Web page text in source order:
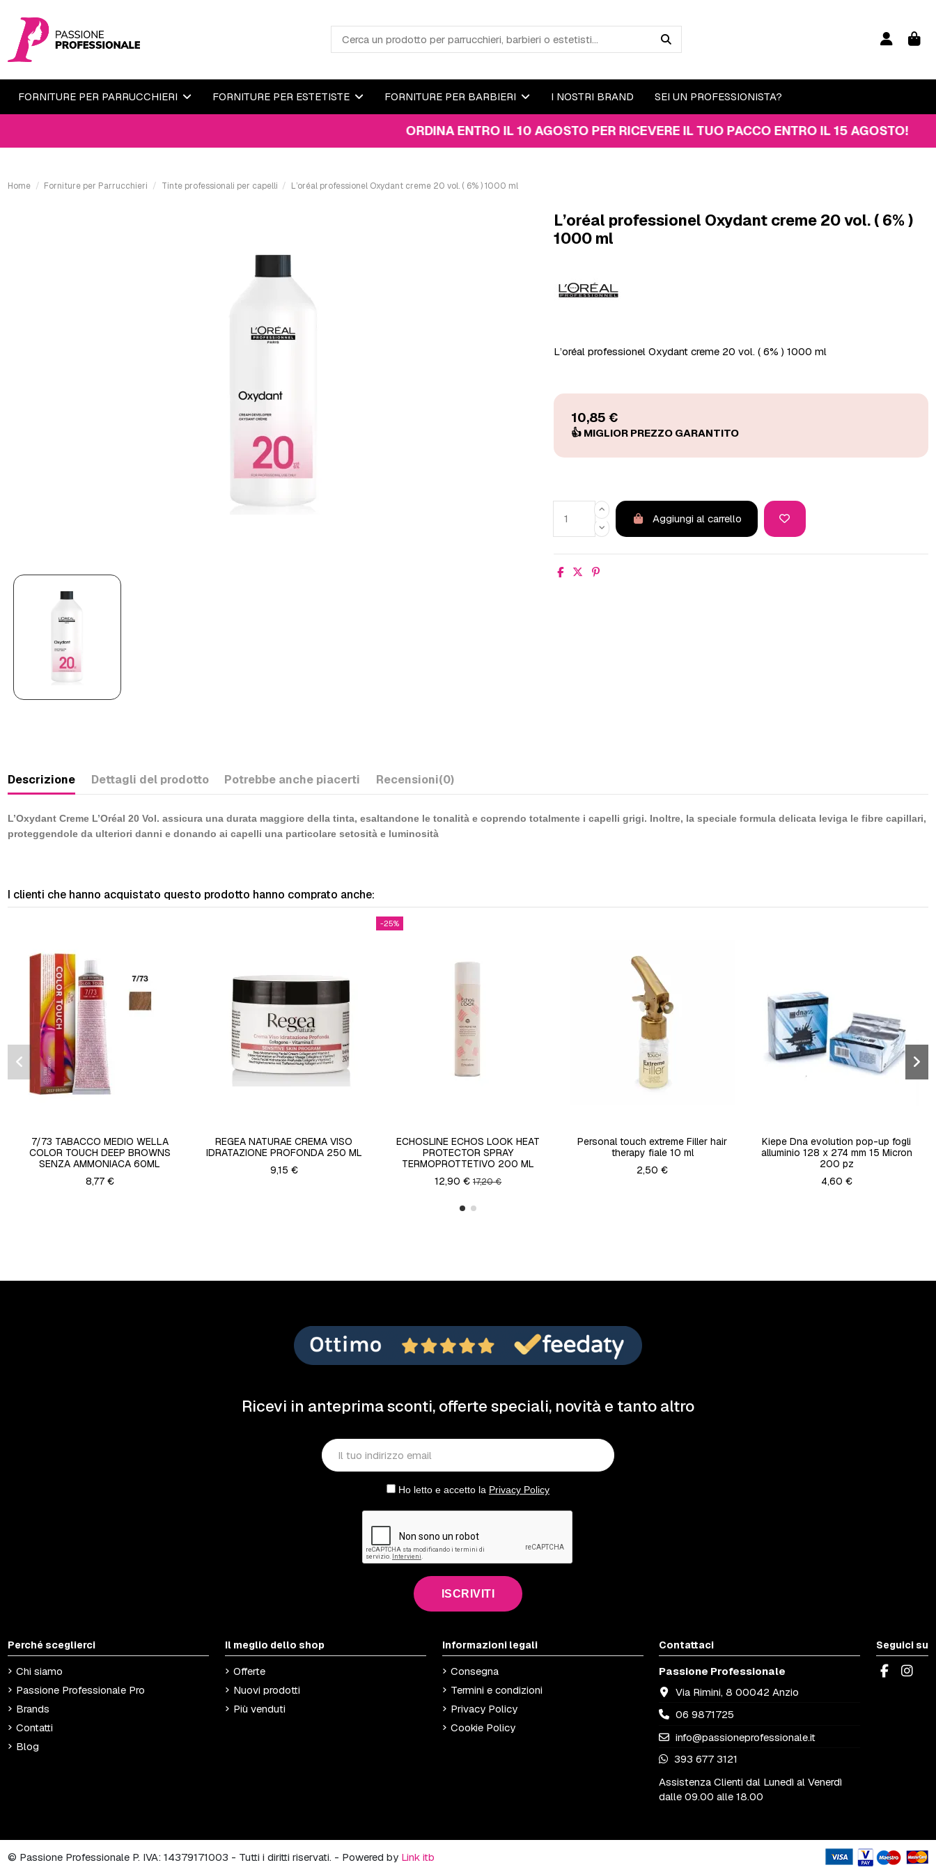
FORNITURE PER PARRUCCHIERI FORNITURE PER ESTETISTE FORNITURE PER BARBIERI I NOSTRI BRAND SEI UN PROFESSIONISTA?
ORDINA ENTRO IL 10 AGOSTO PER RICEVERE IL TUO PACCO ENTRO IL 15 AGOSTO!
Home Forniture per Parrucchieri Tinte professionali per capelli L’oréal professionel Oxydant creme 20 vol. ( 6% ) 1000 ml
L’oréal professionel Oxydant creme 20 vol. ( 6% )
1000 ml
L’oréal professionel Oxydant creme 20 vol. ( 6% ) 1000 ml
10,85 €
Aggiungi al carrello
Descrizione Dettagli del prodotto Potrebbe anche piacerti Recensioni(0)
L’Oxydant Creme L’Oréal 20 Vol.assicura una durata maggiore della tinta, esaltandone le tonalità e coprendo totalmente i capelli grigi. Inoltre, la speciale formula delicata leviga le fibre capillari,
proteggendole da ulteriori danni e donando ai capelli una particolare setosità e luminosità
I clienti che hanno acquistato questo prodotto hanno comprato anche:
7/73 TABACCO MEDIO WELLA
COLOR TOUCH DEEP BROWNS
SENZA AMMONIACA 60ML
8,77 €
REGEA NATURAE CREMA VISO
IDRATAZIONE PROFONDA 250 ML
9,15 €
-25%
ECHOSLINE ECHOS LOOK HEAT
PROTECTOR SPRAY
TERMOPROTTETIVO 200 ML
12,90 €17,20 €
Personal touch extreme Filler hair
therapy fiale 10 ml
2,50 €
Kiepe Dna evolution pop-up fogli
alluminio 128 x 274 mm 15 Micron
200 pz
4,60 €
Ricevi in anteprima sconti, offerte speciali, novità e tanto altro
Ho letto e accetto la Privacy Policy
ISCRIVITI
Perché sceglierci
Chi siamo
Passione Professionale Pro
Brands
Contatti
Blog
Il meglio dello shop
Offerte
Nuovi prodotti
Più venduti
Informazioni legali
Consegna
Termini e condizioni
Privacy Policy
Cookie Policy
Contattaci
Passione Professionale
Via Rimini, 8 00042 Anzio
06 9871725
info@passioneprofessionale.it
393 677 3121
Assistenza Clienti dal Lunedì al Venerdì
dalle 09.00 alle 18.00
Seguici su
© Passione Professionale P. IVA: 14379171003 - Tutti i diritti riservati. - Powered by Link itb